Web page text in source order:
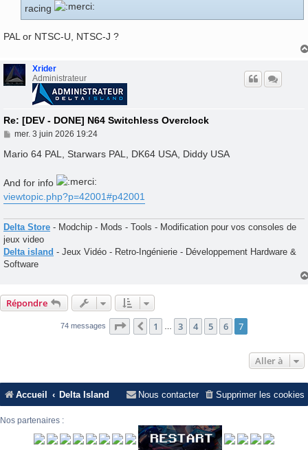
racing
PAL or NTSC-U, NTSC-J ?
Xrider
Administrateur
Re: [DEV - DONE] N64 Switchless Overclock
M
s
g
mer. 3 juin 2026 19:24
Mario 64 PAL, Starwars PAL, DK64 USA, Diddy USA
And for info
viewtopic.php?p=42001#p42001
Delta Store - Modchip - Mods - Tools - Modification pour vos consoles de
jeux video
Delta island - Jeux Vidéo - Retro-Ingénierie - Développement Hardware &
Software
Répondre
74 messages Page sur
Précédente
1 3 4 5 6 7
Aller à
Accueil Delta Island Supprimer les cookies
Nous contacter
Nos partenaires :